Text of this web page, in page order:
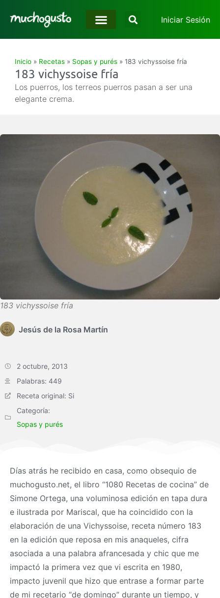
Iniciar Sesión
Inicio » Recetas » Sopas y purés » 183 vichyssoise fría
183 vichyssoise fría
Los puerros, los terreos puerros pasan a ser una
elegante crema.
183 vichyssoise fría
Jesús de la Rosa Martín
2 octubre, 2013
Palabras: 449
Receta original: Si
Categoría:
Sopas y purés
Días atrás he recibido en casa, como obsequio de
muchogusto.net, el libro “1080 Recetas de cocina” de
Simone Ortega, una voluminosa edición en tapa dura
e ilustrada por Mariscal, que ha coincidido con la
elaboración de una Vichyssoise, receta número 183
en la edición que reposa en mis anaqueles, cifra
asociada a una palabra afrancesada y chic que me
impactó la primera vez que vi escrita en 1980,
impacto juvenil que hizo que entrase a formar parte
de mi recetario “de domingo” durante un tiempo, y